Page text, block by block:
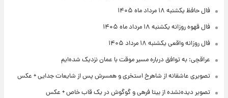
فال حافظ یکشنبه ۱۸ مرداد ماه ۱۴۰۵
فال قهوه روزانه یکشنبه ۱۸ مرداد ماه ۱۴۰۵
فال روزانه واقعی یکشنبه ۱۸ مرداد ۱۴۰۵
عراقچی: به توافق درباره مسیر موقت با عمان نزدیک شده‌ایم
تصویری عاشقانه از شاهرخ استخری و همسرش پس از شایعات جدایی + عکس
تصویر دیده‌نشده از بیتا فرهی و گوگوش در یک قاب خاص + عکس